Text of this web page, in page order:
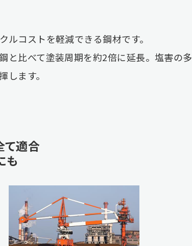
コストを軽減できる鋼材です。
と比べて塗装周期を約2倍に延長。塩害の
します。
て適合
も